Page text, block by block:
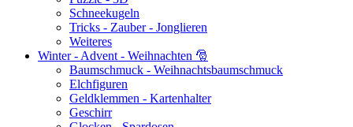
Schneekugeln
Tricks - Zauber - Jonglieren
Weiteres
Winter - Advent - Weihnachten 🎅
Baumschmuck - Weihnachtsbaumschmuck
Elchfiguren
Geldklemmen - Kartenhalter
Geschirr